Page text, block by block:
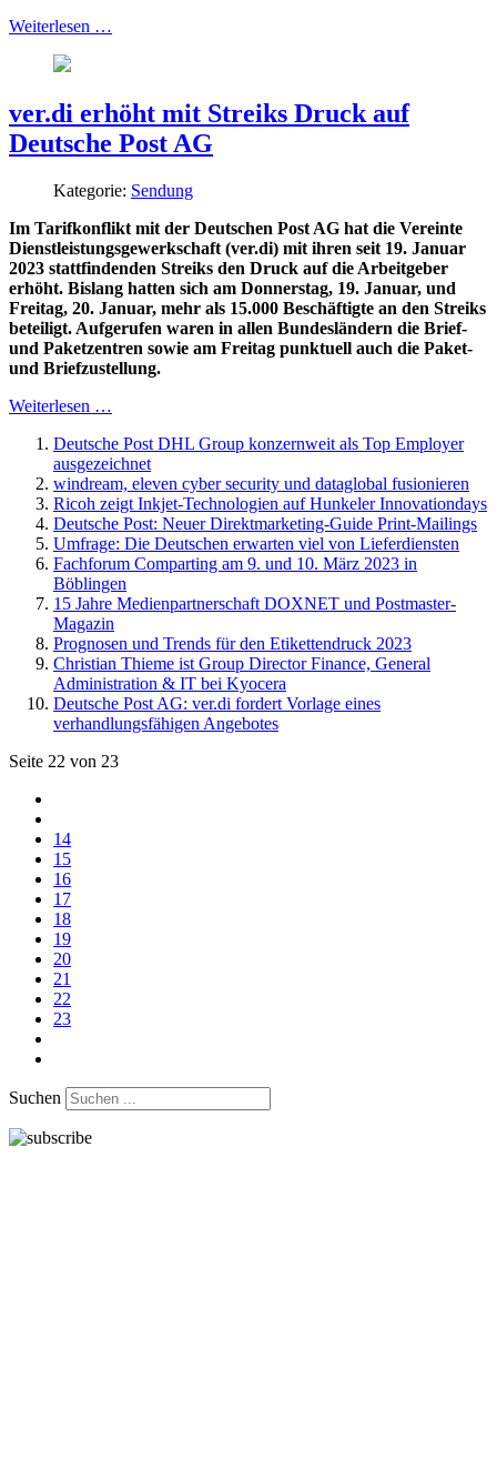
Weiterlesen …
ver.di erhöht mit Streiks Druck auf
Deutsche Post AG
Kategorie: Sendung
Im Tarifkonflikt mit der Deutschen Post AG hat die Vereinte
Dienstleistungsgewerkschaft (ver.di) mit ihren seit 19. Januar
2023 stattfindenden Streiks den Druck auf die Arbeitgeber
erhöht. Bislang hatten sich am Donnerstag, 19. Januar, und
Freitag, 20. Januar, mehr als 15.000 Beschäftigte an den Streiks
beteiligt. Aufgerufen waren in allen Bundesländern die Brief-
und Paketzentren sowie am Freitag punktuell auch die Paket-
und Briefzustellung.
Weiterlesen …
Deutsche Post DHL Group konzernweit als Top Employer
ausgezeichnet
windream, eleven cyber security und dataglobal fusionieren
Ricoh zeigt Inkjet-Technologien auf Hunkeler Innovationdays
Deutsche Post: Neuer Direktmarketing-Guide Print-Mailings
Umfrage: Die Deutschen erwarten viel von Lieferdiensten
Fachforum Comparting am 9. und 10. März 2023 in
Böblingen
15 Jahre Medienpartnerschaft DOXNET und Postmaster-
Magazin
Prognosen und Trends für den Etikettendruck 2023
Christian Thieme ist Group Director Finance, General
Administration & IT bei Kyocera
Deutsche Post AG: ver.di fordert Vorlage eines
verhandlungsfähigen Angebotes
Seite 22 von 23
14
15
16
17
18
19
20
21
22
23
Suchen